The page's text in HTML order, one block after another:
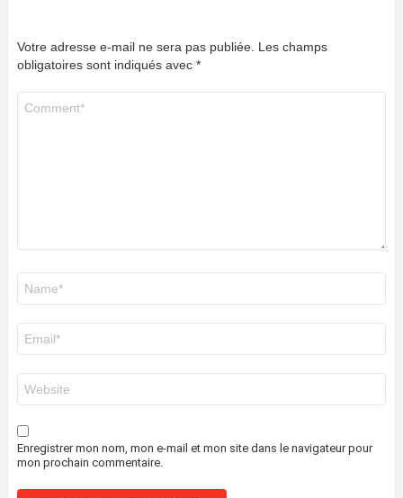
Votre adresse e-mail ne sera pas publiée. Les champs
obligatoires sont indiqués avec *
mail
*
web
Enregistrer mon nom, mon e-mail et mon site dans le navigateur pour
mon prochain commentaire.